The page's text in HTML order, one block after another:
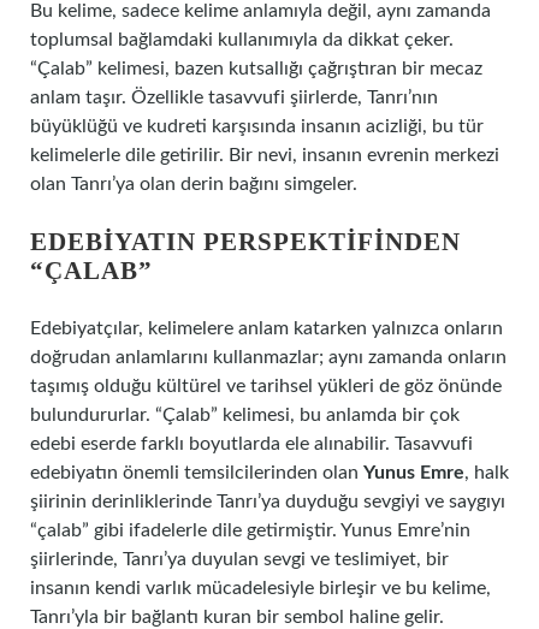
Bu kelime, sadece kelime anlamıyla değil, aynı zamanda
toplumsal bağlamdaki kullanımıyla da dikkat çeker.
“Çalab” kelimesi, bazen kutsallığı çağrıştıran bir mecaz
anlam taşır. Özellikle tasavvufi şiirlerde, Tanrı’nın
büyüklüğü ve kudreti karşısında insanın acizliği, bu tür
kelimelerle dile getirilir. Bir nevi, insanın evrenin merkezi
olan Tanrı’ya olan derin bağını simgeler.
EDEBIYATIN PERSPEKTIFINDEN
“ÇALAB”
Edebiyatçılar, kelimelere anlam katarken yalnızca onların
doğrudan anlamlarını kullanmazlar; aynı zamanda onların
taşımış olduğu kültürel ve tarihsel yükleri de göz önünde
bulundururlar. “Çalab” kelimesi, bu anlamda bir çok
edebi eserde farklı boyutlarda ele alınabilir. Tasavvufi
edebiyatın önemli temsilcilerinden olan Yunus Emre, halk
şiirinin derinliklerinde Tanrı’ya duyduğu sevgiyi ve saygıyı
“çalab” gibi ifadelerle dile getirmiştir. Yunus Emre’nin
şiirlerinde, Tanrı’ya duyulan sevgi ve teslimiyet, bir
insanın kendi varlık mücadelesiyle birleşir ve bu kelime,
Tanrı’yla bir bağlantı kuran bir sembol haline gelir.